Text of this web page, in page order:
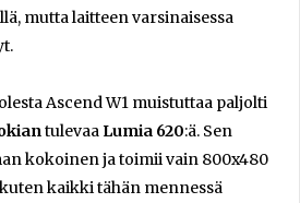
mutta laitteen varsinaisessa
Ascend W1 muistuttaa paljolti
tulevaa Lumia 620:ä. Sen
kokoinen ja toimii vain 800x480
kaikki tähän mennessä